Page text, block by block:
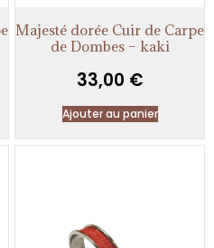
Majesté dorée Cuir de Carpe
de Dombes – kaki
33,00 €
Ajouter au panier